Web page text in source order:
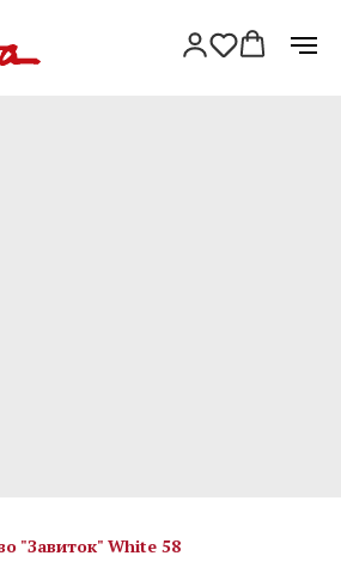
"Завиток" White 58